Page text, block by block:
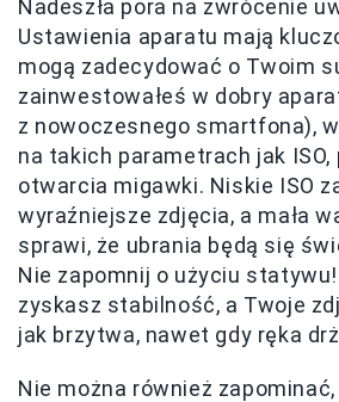
Nadeszła pora na zwrócenie
Ustawienia aparatu mają
mogą zadecydować o Twoim
zainwestowałeś w dobry
z nowoczesnego smartfona),
na takich parametrach jak ISO,
otwarcia migawki. Niskie ISO
wyraźniejsze zdjęcia, a mała
sprawi, że ubrania będą się
Nie zapomnij o użyciu
zyskasz stabilność, a Twoje
jak brzytwa, nawet gdy ręka
Nie można również zapominać,